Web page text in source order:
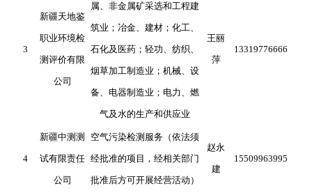
3
新疆天地鉴
职业环境检
测评价有限
公司
属、非金属矿采选和工程建
筑业；冶金、建材；化工、
石化及医药；轻功、纺织、
烟草加工制造业；机械、设
备、电器制造业；电力、燃
气及水的生产和供应业
王丽
萍
13319776666
4
新疆中测测
试有限责任
公司
空气污染检测服务（依法须
经批准的项目，经相关部门
批准后方可开展经营活动）
赵永
建
15509963995